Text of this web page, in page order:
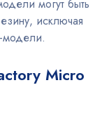
могут быть
исключая
модели.
Micro